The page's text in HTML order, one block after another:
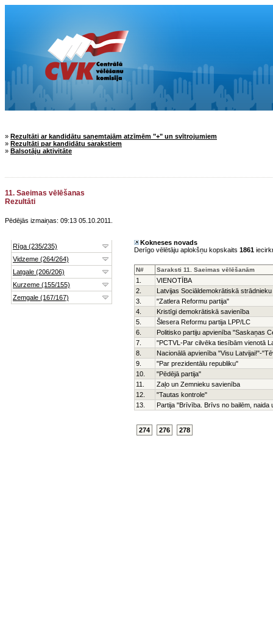
» Rezultāti ar kandidātu saņemtajām atzīmēm "+" un svītrojumiem
» Rezultāti par kandidātu sarakstiem
» Balsotāju aktivitāte
11. Saeimas vēlēšanas
Rezultāti
Pēdējās izmaiņas: 09:13 05.10.2011.
Kokneses novads
Derīgo vēlētāju aplokšņu kopskaits 1861
N# Saraksti 11. Saeimas vēlēšanām
1.
VIENOTĪBA
2.
Latvijas Sociāldemokrātiskā strādnieku
3.
"Zatlera Reformu partija"
4.
Kristīgi demokrātiskā savienība
5.
Šlesera Reformu partija LPP/LC
6.
Politisko partiju apvienība "Saskaņas
7.
"PCTVL-Par cilvēka tiesībām vienotā
8.
Nacionālā apvienība "Visu Latvijai!"-
9.
"Par prezidentālu republiku"
10.
"Pēdējā partija"
11.
Zaļo un Zemnieku savienība
12.
"Tautas kontrole"
13.
Partija "Brīvība. Brīvs no bailēm, naida
274 276 278